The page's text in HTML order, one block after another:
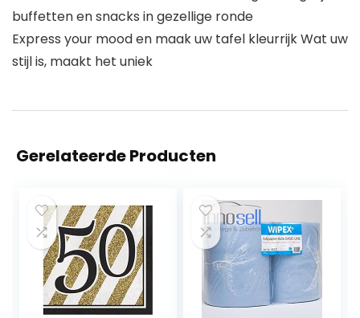
buffetten en snacks in gezellige ronde
Express your mood en maak uw tafel kleurrijk Wat uw
stijl is, maakt het uniek
Gerelateerde Producten